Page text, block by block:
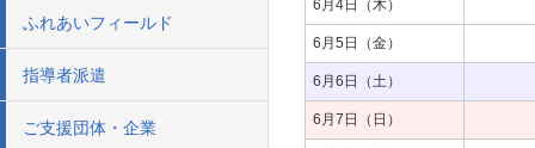
ふれあいフィールド
指導者派遣
ご支援団体・企業
6月4日（木）
6月5日（金）
6月6日（土）
6月7日（日）